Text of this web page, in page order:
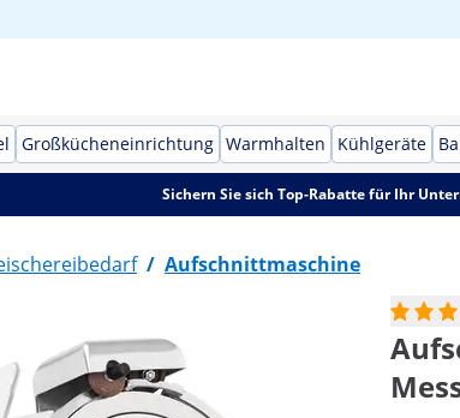
Großkücheneinrichtung Warmhalten Kühlgeräte
Sichern Sie sich Top-Rabatte für Ihr
/ Aufschnittmaschine